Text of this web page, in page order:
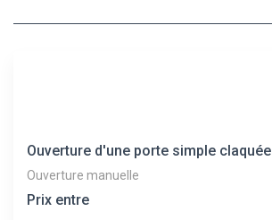
Ouverture d'une porte simple claquée
Ouverture manuelle
Prix entre